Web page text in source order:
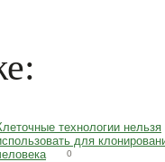
технологии нельзя
для
0